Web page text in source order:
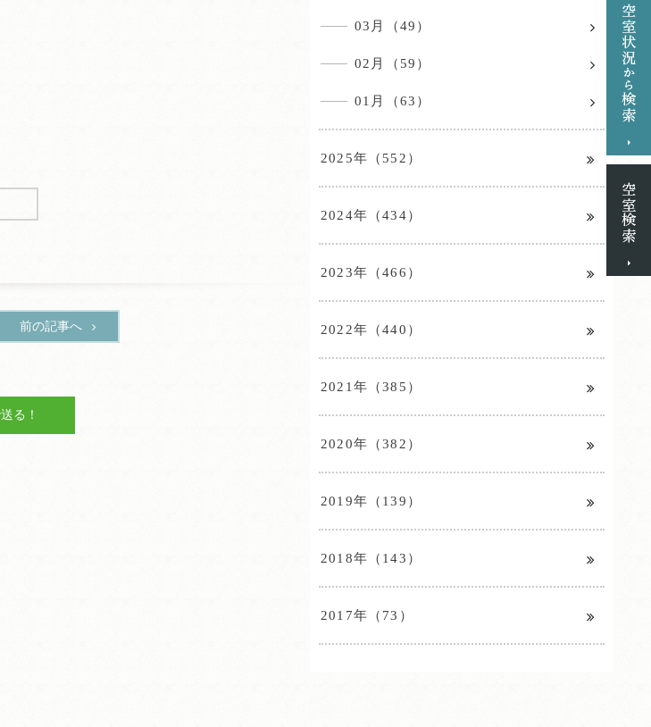
前の記事へ
る！
03月（49）
02月（59）
01月（63）
2025年（552）
2024年（434）
2023年（466）
2022年（440）
2021年（385）
2020年（382）
2019年（139）
2018年（143）
2017年（73）